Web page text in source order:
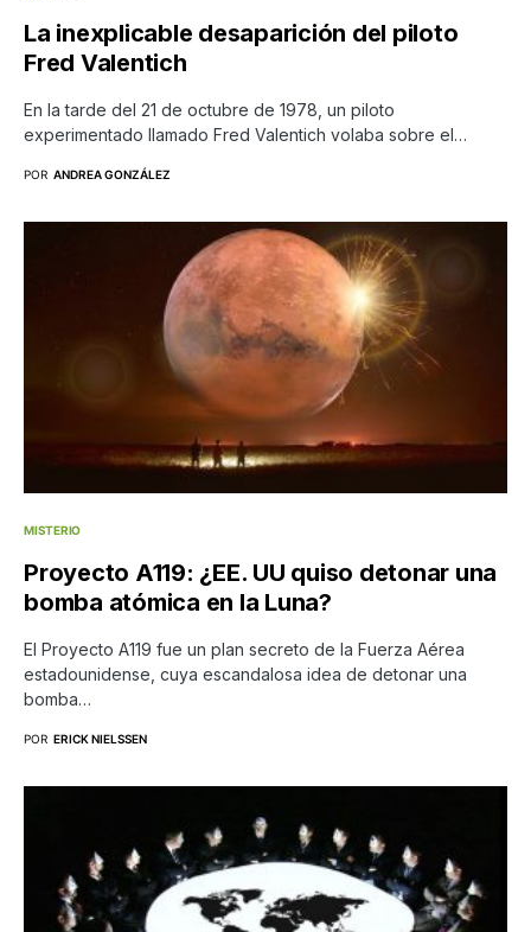
La inexplicable desaparición del piloto
Fred Valentich
En la tarde del 21 de octubre de 1978, un piloto
experimentado llamado Fred Valentich volaba sobre el…
POR ANDREA GONZÁLEZ
MISTERIO
Proyecto A119: ¿EE. UU quiso detonar una
bomba atómica en la Luna?
El Proyecto A119 fue un plan secreto de la Fuerza Aérea
estadounidense, cuya escandalosa idea de detonar una
bomba…
POR ERICK NIELSSEN